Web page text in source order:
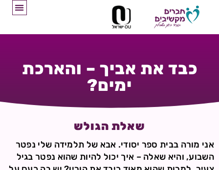
כבד את אביך – והארכת
ימים?
שאלת הגולש
אני מורה בבית ספר יסודי. אבא של תלמידה שלי נפטר
השבוע, והיא שאלה – איך יכול להיות שהוא נפטר בגיל